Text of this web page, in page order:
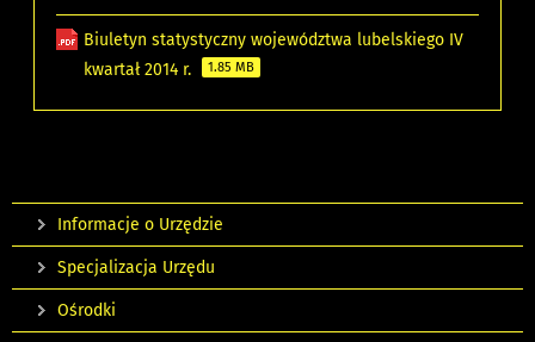
Biuletyn statystyczny województwa lubelskiego IV
kwartał 2014 r.
1.85 MB
Informacje o Urzędzie
Specjalizacja Urzędu
Ośrodki